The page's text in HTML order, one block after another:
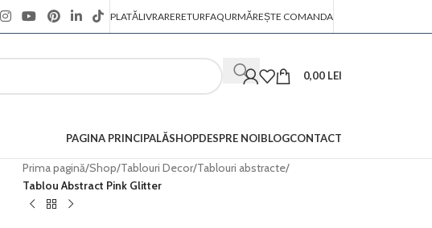
PLATĂLIVRARERETURFAQURMĂREȘTE COMANDA
0,00 LEI
PAGINA PRINCIPALĂSHOPDESPRE NOIBLOGCONTACT
Prima pagină/Shop/Tablouri Decor/Tablouri abstracte/
Tablou Abstract Pink Glitter